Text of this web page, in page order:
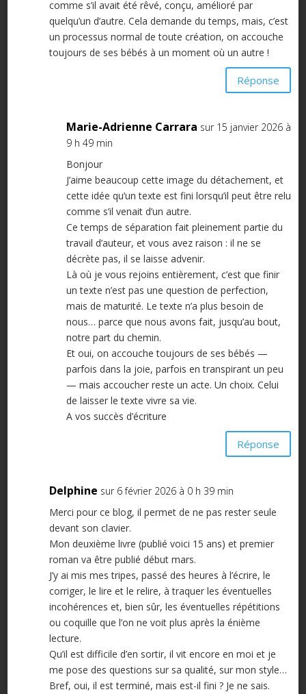
comme s’il avait été rêvé, conçu, amélioré par
quelqu’un d’autre. Cela demande du temps, mais, c’est
un processus normal de toute création, on accouche
toujours de ses bébés à un moment où un autre !
Réponse
Marie-Adrienne Carrara sur 15 janvier 2026 à
9 h 49 min
Bonjour
J’aime beaucoup cette image du détachement, et
cette idée qu’un texte est fini lorsqu’il peut être relu
comme s’il venait d’un autre.
Ce temps de séparation fait pleinement partie du
travail d’auteur, et vous avez raison : il ne se
décrète pas, il se laisse advenir.
Là où je vous rejoins entièrement, c’est que finir
un texte n’est pas une question de perfection,
mais de maturité. Le texte n’a plus besoin de
nous… parce que nous avons fait, jusqu’au bout,
notre part du chemin.
Et oui, on accouche toujours de ses bébés —
parfois dans la joie, parfois en transpirant un peu
— mais accoucher reste un acte. Un choix. Celui
de laisser le texte vivre sa vie.
A vos succès d’écriture
Réponse
Delphine sur 6 février 2026 à 0 h 39 min
Merci pour ce blog, il permet de ne pas rester seule
devant son clavier.
Mon deuxième livre (publié voici 15 ans) et premier
roman va être publié début mars.
J’y ai mis mes tripes, passé des heures à l’écrire, le
corriger, le lire et le relire, à traquer les éventuelles
incohérences et, bien sûr, les éventuelles répétitions
ou coquille que l’on ne voit plus après la énième
lecture.
Qu’il est difficile d’en sortir, il vit encore en moi et je
me pose des questions sur sa qualité, sur mon style…
Bref, oui, il est terminé, mais est-il fini ? Je ne sais.